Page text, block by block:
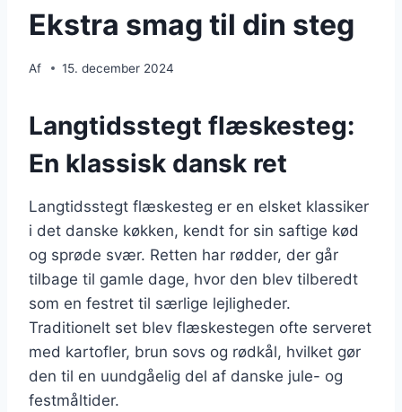
Ekstra smag til din steg
Af 15. december 2024
Langtidsstegt flæskesteg:
En klassisk dansk ret
Langtidsstegt flæskesteg er en elsket klassiker
i det danske køkken, kendt for sin saftige kød
og sprøde svær. Retten har rødder, der går
tilbage til gamle dage, hvor den blev tilberedt
som en festret til særlige lejligheder.
Traditionelt set blev flæskestegen ofte serveret
med kartofler, brun sovs og rødkål, hvilket gør
den til en uundgåelig del af danske jule- og
festmåltider.